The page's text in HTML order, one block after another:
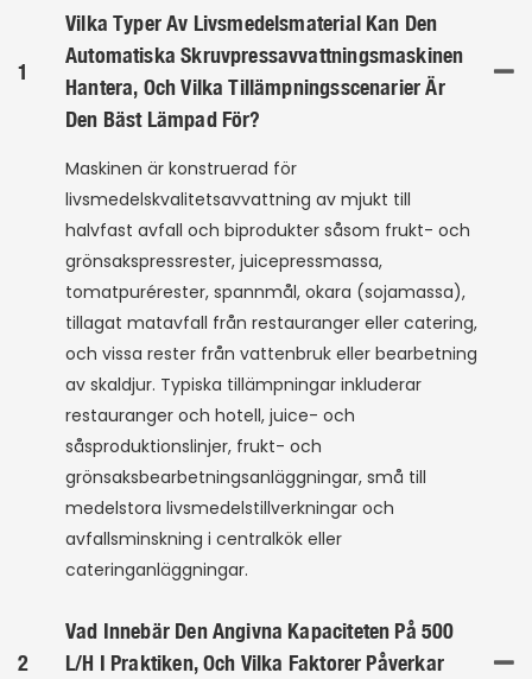
1
Vilka Typer Av Livsmedelsmaterial Kan Den
Automatiska Skruvpressavvattningsmaskinen
Hantera, Och Vilka Tillämpningsscenarier Är
Den Bäst Lämpad För?
Maskinen är konstruerad för
livsmedelskvalitetsavvattning av mjukt till
halvfast avfall och biprodukter såsom frukt- och
grönsakspressrester, juicepressmassa,
tomatpurérester, spannmål, okara (sojamassa),
tillagat matavfall från restauranger eller catering,
och vissa rester från vattenbruk eller bearbetning
av skaldjur. Typiska tillämpningar inkluderar
restauranger och hotell, juice- och
såsproduktionslinjer, frukt- och
grönsaksbearbetningsanläggningar, små till
medelstora livsmedelstillverkningar och
avfallsminskning i centralkök eller
cateringanläggningar.
2
Vad Innebär Den Angivna Kapaciteten På 500
L/h I Praktiken, Och Vilka Faktorer Påverkar